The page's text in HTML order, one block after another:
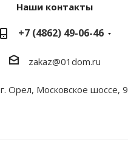
Наши контакты
+7 (4862) 49-06-46
zakaz@01dom.ru
г. Орел, Московское шоссе, 9